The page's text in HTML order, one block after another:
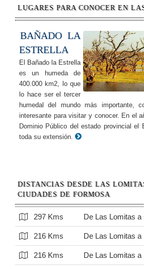
LUGARES PARA CONOCER EN
BAÑADO LA
ESTRELLA
El Bañado la Estrella
es un humeda de
400.000 km2, lo que
lo hace ser el tercer
humedal del mundo más importante,
interesante para visitar y conocer. En el
Dominio Público del estado provincial el
toda su extensión.
DISTANCIAS DESDE LAS
CIUDADES DE FORMOSA
297 Kms De Las Lomitas a
216 Kms De Las Lomitas a
216 Kms De Las Lomitas a